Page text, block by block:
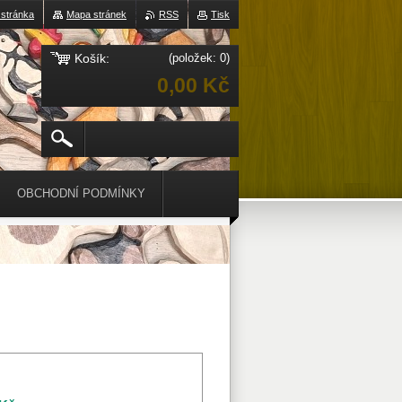
OBCHODNÍ PODMÍNKY
Tisk
RSS
Mapa stránek
Košík: (položek: 0)
0,00 Kč